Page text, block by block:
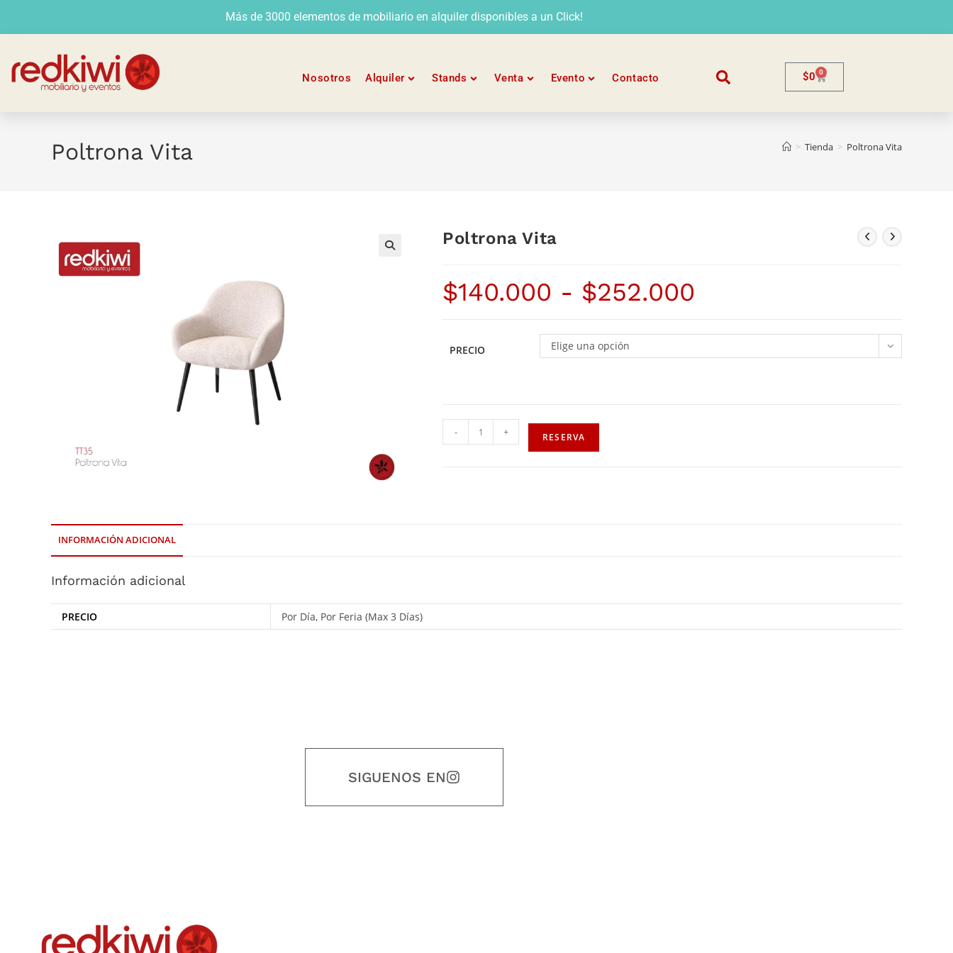
Más de 3000 elementos de mobiliario en alquiler disponibles a un Click!
Nosotros Alquiler Stands Venta Evento Contacto $0 0
Poltrona Vita > Tienda > Poltrona Vita
Poltrona Vita
$140.000 - $252.000
PRECIO Elige una opción
- + RESERVA
INFORMACIÓN ADICIONAL
Información adicional
PRECIO Por Día, Por Feria (Max 3 Días)
SIGUENOS EN